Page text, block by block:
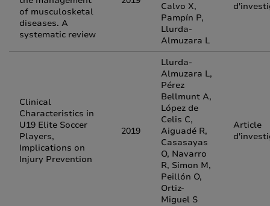
of musculosketal
diseases. A
systematic review
Calvo X,
Pampín P,
Llurda-
Almuzara L
Clinical
Characteristics in
U19 Elite Soccer
Players,
Implications on
Injury Prevention
2019
Llurda-
Almuzara L,
Pérez
Bellmunt A,
López de
Celis C,
Aiguadé R,
Casasayas
O, Navarro
R, Simon M,
Peillón O,
Ortiz-
Miguel S
Article